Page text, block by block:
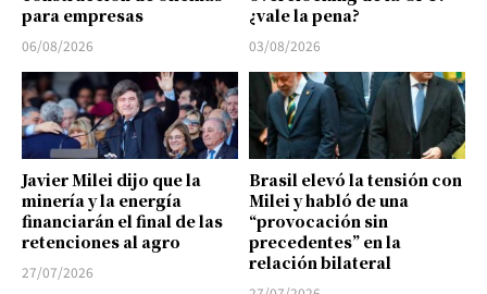
para empresas
06/08/2026
¿vale la pena?
03/08/2026
Javier Milei dijo que la
minería y la energía
financiarán el final de las
retenciones al agro
27/07/2026
Brasil elevó la tensión con
Milei y habló de una
“provocación sin
precedentes” en la
relación bilateral